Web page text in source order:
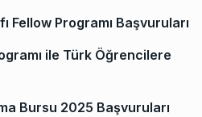
Fellow Programı Başvuruları
ile Türk Öğrencilere
Bursu 2025 Başvuruları